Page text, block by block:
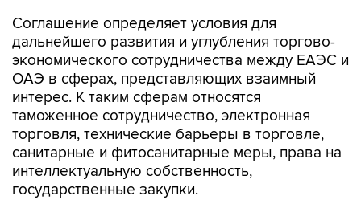
Соглашение определяет условия для
дальнейшего развития и углубления торгово-
экономического сотрудничества между ЕАЭС и
ОАЭ в сферах, представляющих взаимный
интерес. К таким сферам относятся
таможенное сотрудничество, электронная
торговля, технические барьеры в торговле,
санитарные и фитосанитарные меры, права на
интеллектуальную собственность,
государственные закупки.